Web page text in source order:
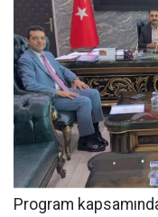
Program